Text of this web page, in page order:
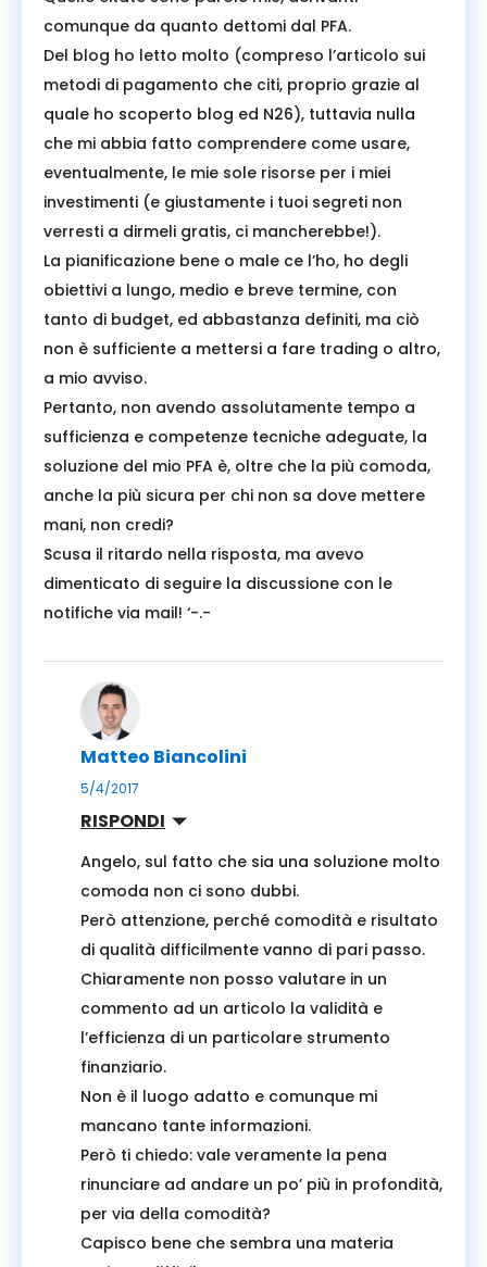
comunque da quanto dettomi dal PFA.
Del blog ho letto molto (compreso l’articolo sui
metodi di pagamento che citi, proprio grazie al
quale ho scoperto blog ed N26), tuttavia nulla
che mi abbia fatto comprendere come usare,
eventualmente, le mie sole risorse per i miei
investimenti (e giustamente i tuoi segreti non
verresti a dirmeli gratis, ci mancherebbe!).
La pianificazione bene o male ce l’ho, ho degli
obiettivi a lungo, medio e breve termine, con
tanto di budget, ed abbastanza definiti, ma ciò
non è sufficiente a mettersi a fare trading o altro,
a mio avviso.
Pertanto, non avendo assolutamente tempo a
sufficienza e competenze tecniche adeguate, la
soluzione del mio PFA è, oltre che la più comoda,
anche la più sicura per chi non sa dove mettere
mani, non credi?
Scusa il ritardo nella risposta, ma avevo
dimenticato di seguire la discussione con le
notifiche via mail! ‘-.-
Matteo Biancolini
5/4/2017
RISPONDI
Angelo, sul fatto che sia una soluzione molto
comoda non ci sono dubbi.
Però attenzione, perché comodità e risultato
di qualità difficilmente vanno di pari passo.
Chiaramente non posso valutare in un
commento ad un articolo la validità e
l’efficienza di un particolare strumento
finanziario.
Non è il luogo adatto e comunque mi
mancano tante informazioni.
Però ti chiedo: vale veramente la pena
rinunciare ad andare un po’ più in profondità,
per via della comodità?
Capisco bene che sembra una materia